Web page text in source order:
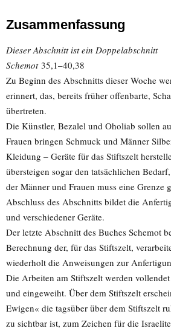
Zusammenfassung
Dieser Abschnitt ist ein Doppelabschnitt
Schemot35,1–40,38
Zu Beginn des Abschnitts dieser Woche
erinnert, das, bereits früher offenbarte,
übertreten.
Die Künstler, Bezalel und Oholiab sollen
Frauen bringen Schmuck und Männer
Kleidung – Geräte für das Stiftszelt
übersteigen sogar den tatsächlichen
der Männer und Frauen muss eine Grenze
Abschluss des Abschnitts bildet die
und verschiedener Geräte.
Der letzte Abschnitt des Buches Schemot
Berechnung der, für das Stiftszelt,
wiederholt die Anweisungen zur
Die Arbeiten am Stiftszelt werden
und eingeweiht. Über dem Stiftszelt
Ewigen« die tagsüber über dem Stiftszelt
zu sichtbar ist, zum Zeichen für die